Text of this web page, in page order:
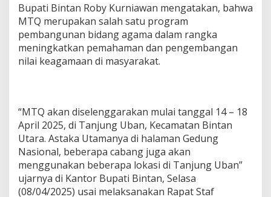
a
e
n
B
i
n
Bupati Bintan Roby Kurniawan mengatakan, bahwa
MTQ merupakan salah satu program
pembangunan bidang agama dalam rangka
meningkatkan pemahaman dan pengembangan
nilai keagamaan di masyarakat.
“MTQ akan diselenggarakan mulai tanggal 14 – 18
April 2025, di Tanjung Uban, Kecamatan Bintan
Utara. Astaka Utamanya di halaman Gedung
Nasional, beberapa cabang juga akan
menggunakan beberapa lokasi di Tanjung Uban”
ujarnya di Kantor Bupati Bintan, Selasa
(08/04/2025) usai melaksanakan Rapat Staf